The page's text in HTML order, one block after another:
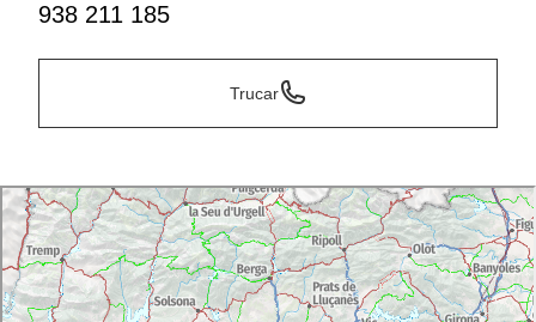
938 211 185
Trucar